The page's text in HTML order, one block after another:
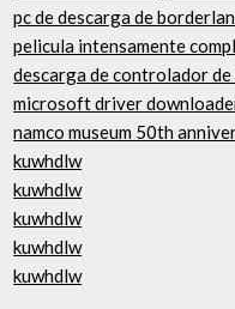
pc de descarga de
pelicula intensamente
descarga de controlador
microsoft driver
namco museum 50th
kuwhdlw
kuwhdlw
kuwhdlw
kuwhdlw
kuwhdlw